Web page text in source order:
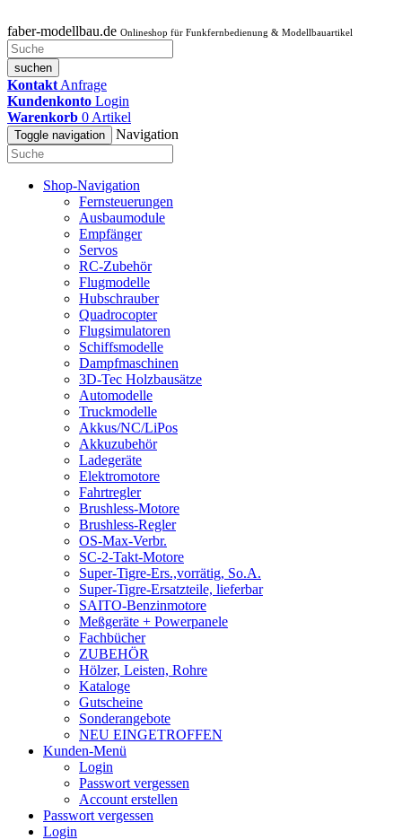
faber-modellbau.de Onlineshop für Funkfernbedienung & Modellbauartikel
suchen
Kontakt Anfrage
Kundenkonto Login
Warenkorb 0 Artikel
Toggle navigation Navigation
Shop-Navigation
Fernsteuerungen
Ausbaumodule
Empfänger
Servos
RC-Zubehör
Flugmodelle
Hubschrauber
Quadrocopter
Flugsimulatoren
Schiffsmodelle
Dampfmaschinen
3D-Tec Holzbausätze
Automodelle
Truckmodelle
Akkus/NC/LiPos
Akkuzubehör
Ladegeräte
Elektromotore
Fahrtregler
Brushless-Motore
Brushless-Regler
OS-Max-Verbr.
SC-2-Takt-Motore
Super-Tigre-Ers.,vorrätig, So.A.
Super-Tigre-Ersatzteile, lieferbar
SAITO-Benzinmotore
Meßgeräte + Powerpanele
Fachbücher
ZUBEHÖR
Hölzer, Leisten, Rohre
Kataloge
Gutscheine
Sonderangebote
NEU EINGETROFFEN
Kunden-Menü
Login
Passwort vergessen
Account erstellen
Passwort vergessen
Login